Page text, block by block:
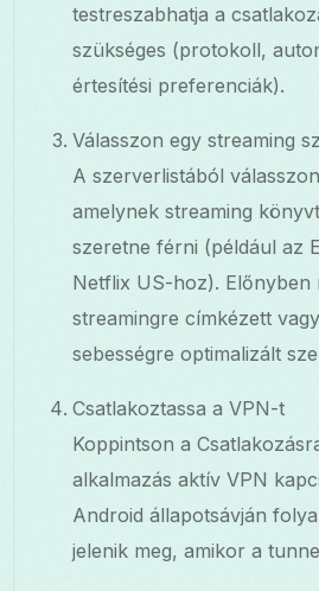
testreszabhatja a
szükséges (protokoll,
értesítési preferenciák).
Válasszon egy streaming
A szerverlistából
amelynek streaming
szeretne férni (például az
Netflix US-hoz). Előnyben
streamingre címkézett
sebességre optimalizált
Csatlakoztassa a VPN-t
Koppintson a
alkalmazás aktív VPN
Android állapotsávján
jelenik meg, amikor a